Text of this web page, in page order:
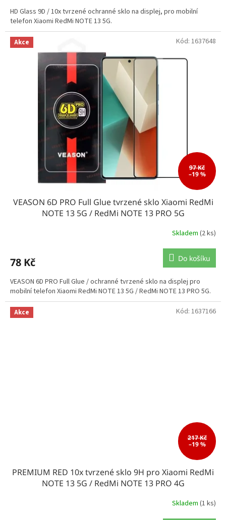
HD Glass 9D / 10x tvrzené ochranné sklo na displej, pro mobilní
telefon Xiaomi RedMi NOTE 13 5G.
Akce
97 Kč
–19 %
VEASON 6D PRO Full Glue tvrzené sklo Xiaomi RedMi
NOTE 13 5G / RedMi NOTE 13 PRO 5G
Skladem (2 ks)
78 Kč Do košíku
VEASON 6D PRO Full Glue / ochranné tvrzené sklo na displej pro
mobilní telefon Xiaomi RedMi NOTE 13 5G / RedMi NOTE 13 PRO 5G.
Kód: 1637648
Akce
217 Kč
–19 %
PREMIUM RED 10x tvrzené sklo 9H pro Xiaomi RedMi
NOTE 13 5G / RedMi NOTE 13 PRO 4G
Skladem (1 ks)
Kód: 1637166